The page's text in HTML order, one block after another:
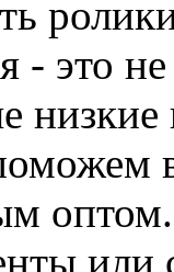
- это
низкие
оптом.
или